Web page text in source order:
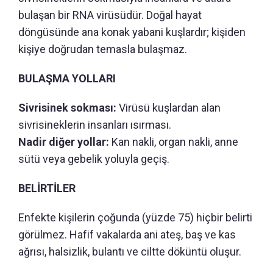
bulaşan bir RNA virüsüdür. Doğal hayat
döngüsünde ana konak yabani kuşlardır; kişiden
kişiye doğrudan temasla bulaşmaz.
BULAŞMA YOLLARI
Sivrisinek sokması: Virüsü kuşlardan alan
sivrisineklerin insanları ısırması.
Nadir diğer yollar: Kan nakli, organ nakli, anne
sütü veya gebelik yoluyla geçiş.
BELİRTİLER
Enfekte kişilerin çoğunda (yüzde 75) hiçbir belirti
görülmez. Hafif vakalarda ani ateş, baş ve kas
ağrısı, halsizlik, bulantı ve ciltte döküntü oluşur.